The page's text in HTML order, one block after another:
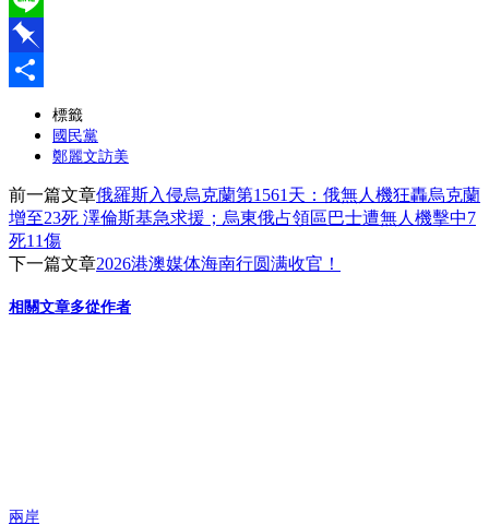
Line
Pinboard
標籤
國民黨
鄭麗文訪美
前一篇文章俄羅斯入侵烏克蘭第1561天：俄無人機狂轟烏克蘭
增至23死 澤倫斯基急求援；烏東俄占領區巴士遭無人機擊中7
死11傷
下一篇文章2026港澳媒体海南行圆满收官！
相關文章多從作者
兩岸